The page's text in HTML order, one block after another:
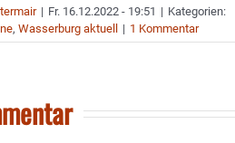
| Fr. 16.12.2022 - 19:51 | Kategorien:
,Wasserburg aktuell | 1 Kommentar